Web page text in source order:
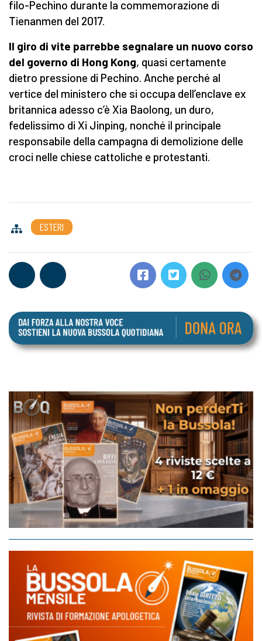
filo-Pechino durante la commemorazione di
Tienanmen del 2017.
Il giro di vite parrebbe segnalare un nuovo corso
del governo di Hong Kong, quasi certamente
dietro pressione di Pechino. Anche perché al
vertice del ministero che si occupa dell’enclave ex
britannica adesso c’è Xia Baolong, un duro,
fedelissimo di Xi Jinping, nonché il principale
responsabile della campagna di demolizione delle
croci nelle chiese cattoliche e protestanti.
ESTERI